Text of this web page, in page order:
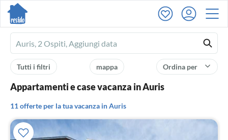
Ferienhausmiete
logo
Ordina per
mappa
Tutti i filtri
Appartamenti e case vacanza in Auris
11 offerte per la tua vacanza in Auris